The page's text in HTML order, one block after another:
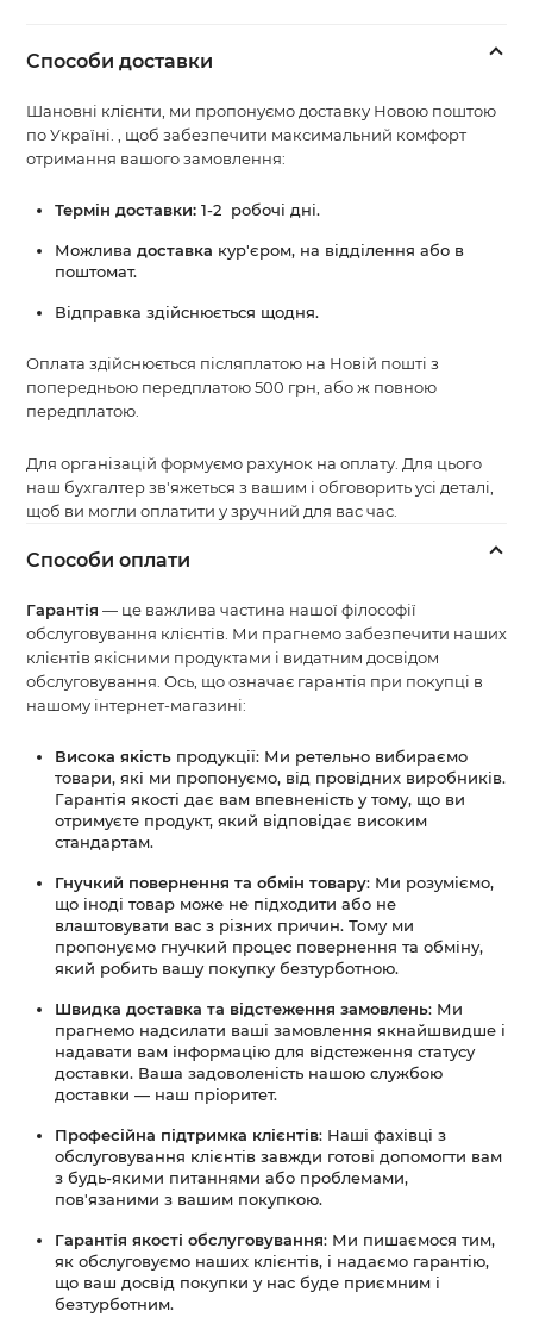
Способи доставки
Шановні клієнти, ми пропонуємо доставку Новою поштою
по Україні. , щоб забезпечити максимальний комфорт
отримання вашого замовлення:
Термін доставки: 1-2 робочі дні.
Можлива доставка кур'єром, на відділення або в
поштомат.
Відправка здійснюється щодня.
Оплата здійснюється післяплатою на Новій пошті з
попередньою передплатою 500 грн, або ж повною
передплатою.
Для організацій формуємо рахунок на оплату. Для цього
наш бухгалтер зв'яжеться з вашим і обговорить усі деталі,
щоб ви могли оплатити у зручний для вас час.
Способи оплати
Гарантія — це важлива частина нашої філософії
обслуговування клієнтів. Ми прагнемо забезпечити наших
клієнтів якісними продуктами і видатним досвідом
обслуговування. Ось, що означає гарантія при покупці в
нашому інтернет-магазині:
Висока якість продукції: Ми ретельно вибираємо
товари, які ми пропонуємо, від провідних виробників.
Гарантія якості дає вам впевненість у тому, що ви
отримуєте продукт, який відповідає високим
стандартам.
Гнучкий повернення та обмін товару: Ми розуміємо,
що іноді товар може не підходити або не
влаштовувати вас з різних причин. Тому ми
пропонуємо гнучкий процес повернення та обміну,
який робить вашу покупку безтурботною.
Швидка доставка та відстеження замовлень: Ми
прагнемо надсилати ваші замовлення якнайшвидше і
надавати вам інформацію для відстеження статусу
доставки. Ваша задоволеність нашою службою
доставки — наш пріоритет.
Професійна підтримка клієнтів: Наші фахівці з
обслуговування клієнтів завжди готові допомогти вам
з будь-якими питаннями або проблемами,
пов'язаними з вашим покупкою.
Гарантія якості обслуговування: Ми пишаємося тим,
як обслуговуємо наших клієнтів, і надаємо гарантію,
що ваш досвід покупки у нас буде приємним і
безтурботним.